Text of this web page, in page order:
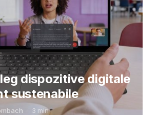
dispozitive digitale
sustenabile
3 min